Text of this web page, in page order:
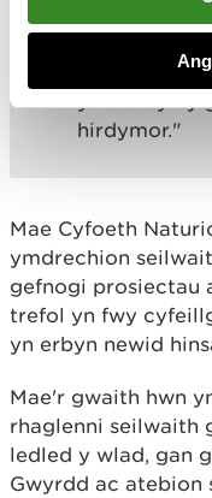
adeiladu a
hirdymor."
Mae Cyfoeth
ymdrechion
gefnogi prosiectau
trefol yn fwy
yn erbyn newid
Mae'r gwaith hwn
rhaglenni seilwaith
ledled y wlad, gan
Gwyrdd ac atebion